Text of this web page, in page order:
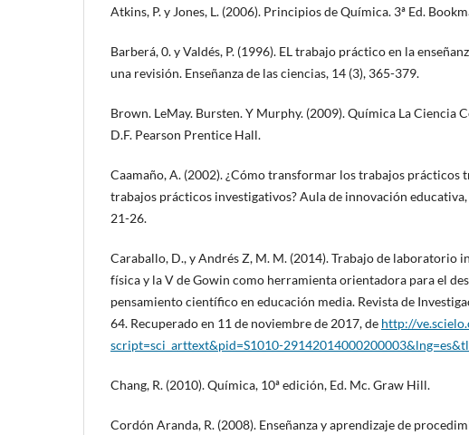
Atkins, P. y Jones, L. (2006). Principios de Química. 3ª Ed.
Barberá, 0. y Valdés, P. (1996). EL trabajo práctico en la
una revisión. Enseñanza de las ciencias, 14 (3), 365-379.
Brown. LeMay. Bursten. Y Murphy. (2009). Química La Ciencia
D.F. Pearson Prentice Hall.
Caamaño, A. (2002). ¿Cómo transformar los trabajos prácticos
trabajos prácticos investigativos? Aula de innovación
21-26.
Caraballo, D., y Andrés Z, M. M. (2014). Trabajo de laboratorio
física y la V de Gowin como herramienta orientadora para el
pensamiento científico en educación media. Revista de
64. Recuperado en 11 de noviembre de 2017, de http://
script=sci_arttext&pid=S1010-
Chang, R. (2010). Química, 10ª edición, Ed. Mc. Graw Hill.
Cordón Aranda, R. (2008). Enseñanza y aprendizaje de